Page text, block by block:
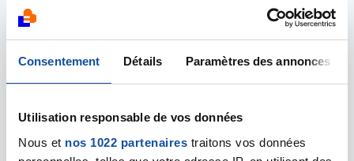
Consentement Détails Paramètres des annonces
Utilisation responsable de vos données
Nous et nos 1022 partenaires traitons vos données
44 rue Bénébig Vallée des colons
cd988@ligue-cancer.net